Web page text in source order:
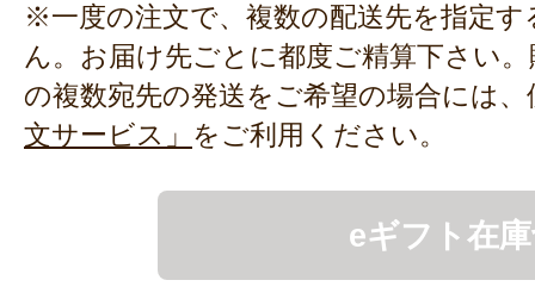
※一度の注文で、複数の配送先を指定
ん。お届け先ごとに都度ご精算下さい
の複数宛先の発送をご希望の場合には、
文サービス」 をご利用ください。
eギフト在